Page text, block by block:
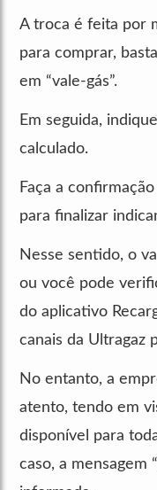
A troca é feita por
para comprar,
em “vale-gás”.
Em seguida,
calculado.
Faça a
para finalizar
Nesse sentido, o
ou você pode
do aplicativo
canais da Ultragaz
No entanto, a
atento, tendo em
disponível para
caso, a mensagem